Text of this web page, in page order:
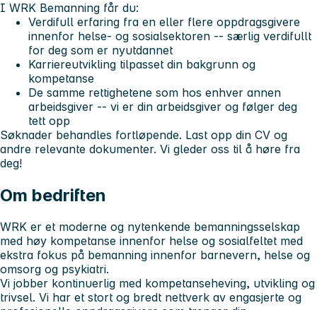
I WRK Bemanning får du:
Verdifull erfaring fra en eller flere oppdragsgivere
innenfor helse- og sosialsektoren -- særlig verdifullt
for deg som er nyutdannet
Karriereutvikling tilpasset din bakgrunn og
kompetanse
De samme rettighetene som hos enhver annen
arbeidsgiver -- vi er din arbeidsgiver og følger deg
tett opp
Søknader behandles fortløpende. Last opp din CV og
andre relevante dokumenter. Vi gleder oss til å høre fra
deg!
Om bedriften
WRK er et moderne og nytenkende bemanningsselskap
med høy kompetanse innenfor helse og sosialfeltet med
ekstra fokus på bemanning innenfor barnevern, helse og
omsorg og psykiatri.
Vi jobber kontinuerlig med kompetanseheving, utvikling og
trivsel. Vi har et stort og bredt nettverk av engasjerte og